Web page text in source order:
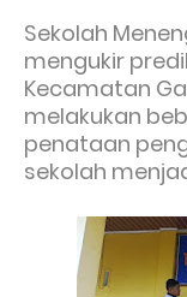
Sekolah
mengukir
Kecamatan
melakukan
penataan
sekolah